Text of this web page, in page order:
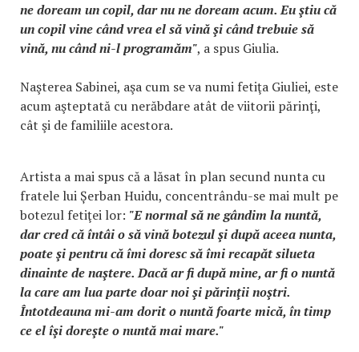
ne doream un copil, dar nu ne doream acum. Eu ştiu că
un copil vine când vrea el să vină şi când trebuie să
vină, nu când ni-l programăm", a spus Giulia.
Naşterea Sabinei, aşa cum se va numi fetiţa Giuliei, este
acum aşteptată cu nerăbdare atât de viitorii părinţi,
cât şi de familiile acestora.
Artista a mai spus că a lăsat în plan secund nunta cu
fratele lui Șerban Huidu, concentrându-se mai mult pe
botezul fetiţei lor: "E normal să ne gândim la nuntă,
dar cred că întâi o să vină botezul şi după aceea nunta,
poate şi pentru că îmi doresc să îmi recapăt silueta
dinainte de naştere. Dacă ar fi după mine, ar fi o nuntă
la care am lua parte doar noi şi părinţii noştri.
Întotdeauna mi-am dorit o nuntă foarte mică, în timp
ce el îşi doreşte o nuntă mai mare."